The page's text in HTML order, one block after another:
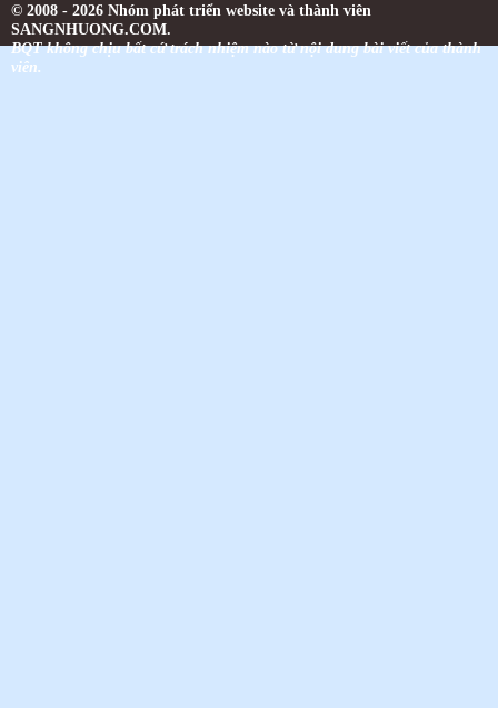
© 2008 - 2026 Nhóm phát triển website và thành viên
SANGNHUONG.COM.
BQT không chịu bất cứ trách nhiệm nào từ nội dung bài viết của thành
viên.